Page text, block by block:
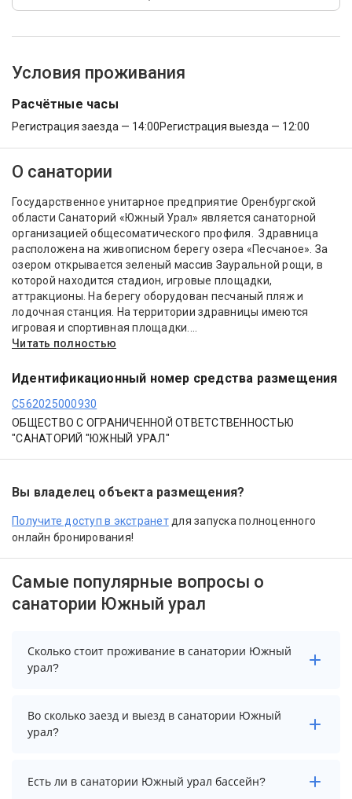
Условия проживания
Расчётные часы
Регистрация заезда — 14:00Регистрация выезда — 12:00
О санатории
Государственное унитарное предприятие Оренбургской
области Санаторий «Южный Урал» является санаторной
организацией общесоматического профиля. Здравница
расположена на живописном берегу озера «Песчаное». За
озером открывается зеленый массив Зауральной рощи, в
которой находится стадион, игровые площадки,
аттракционы. На берегу оборудован песчаный пляж и
лодочная станция. На территории здравницы имеются
игровая и спортивная площадки....
Читать полностью
Идентификационный номер средства размещения
С562025000930
ОБЩЕСТВО С ОГРАНИЧЕННОЙ ОТВЕТСТВЕННОСТЬЮ
"САНАТОРИЙ "ЮЖНЫЙ УРАЛ"
Вы владелец объекта размещения?
Получите доступ в экстранетдля запуска полноценного
онлайн бронирования!
Самые популярные вопросы о
санатории Южный урал
Сколько стоит проживание в санатории Южный
урал?
Чтобы увидеть актуальные цены на проживание в
санатории Южный урал, выберите нужные даты и
Во сколько заезд и выезд в санатории Южный
урал?
Заезд возможен после 14:00, а выезд необходимо
осуществить до 12:00.
Есть ли в санатории Южный урал бассейн?